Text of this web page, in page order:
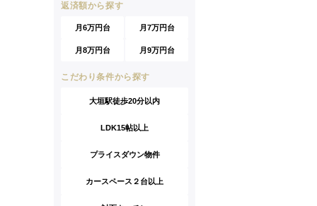
返済額から探す
月6万円台 月7万円台
月8万円台 月9万円台
こだわり条件から探す
大垣駅徒歩20分以内
LDK15帖以上
プライスダウン物件
カースペース２台以上